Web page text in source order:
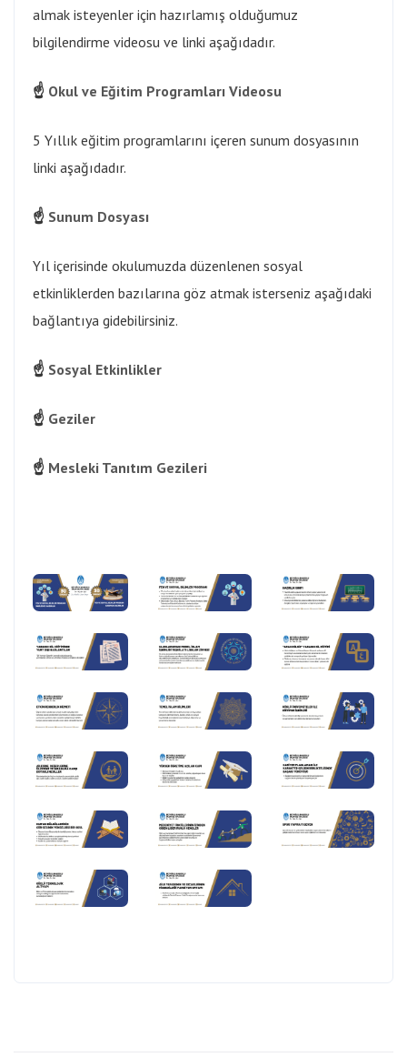
almak isteyenler için hazırlamış olduğumuz
bilgilendirme videosu ve linki aşağıdadır.
☝ Okul ve Eğitim Programları Videosu
5 Yıllık eğitim programlarını içeren sunum dosyasının
linki aşağıdadır.
☝ Sunum Dosyası
Yıl içerisinde okulumuzda düzenlenen sosyal
etkinliklerden bazılarına göz atmak isterseniz aşağıdaki
bağlantıya gidebilirsiniz.
☝ Sosyal Etkinlikler
☝ Geziler
☝ Mesleki Tanıtım Gezileri